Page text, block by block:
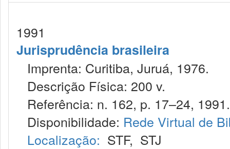
1991
Jurisprudência brasileira
Imprenta: Curitiba, Juruá, 1976.
Descrição Física: 200 v.
Referência: n. 162, p. 17–24, 1991.
Disponibilidade: Rede Virtual de
Localização: STF, STJ